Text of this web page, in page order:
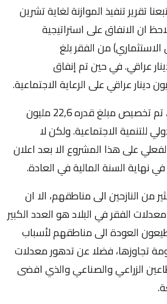
وإذا ما تتبعنا تقرير تنفيذ الموازنة لغاية تشرين
من السنة 2018، نلاحظ ان الانفاق على استراتيجية
من الفقر بلغ
مليار دينار عراقي. في حين تم إنفاق
وفي موازنة العام 2019، تم تخصيص مبلغ قدره 22,6 مليون
للتنمية الاجتماعية. ولكن لا
على هذا المشروع الا بعد اعلان
نهاية السنة المالية في العادة.
من النازحين الى مناطقهم، الا ان
الفقر في البلاد هو العدد الكبير
العودة الى مناطقهم لأسباب
تجاوزها، فضلا عن تدهور معدلات
الزراعي والصناعي والذي افضى